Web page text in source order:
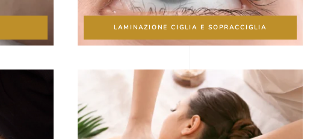
LAMINAZIONE CIGLIA E SOPRACCIGLIA